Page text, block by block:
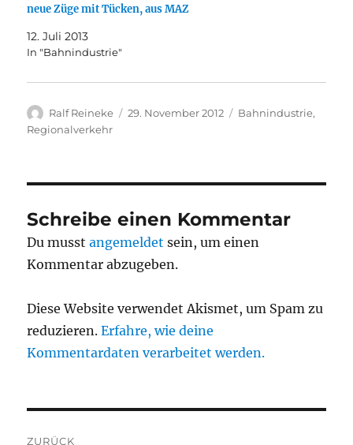
neue Züge mit Tücken, aus MAZ
12. Juli 2013
In "Bahnindustrie"
Autor
Ralf Reineke
Veröffentlicht
29. November 2012 Kategorien
Bahnindustrie,
Regionalverkehr
Schreibe einen Kommentar
Du musstangemeldet sein, um einen
Kommentar abzugeben.
Diese Website verwendet Akismet, um Spam zu
reduzieren.Erfahre, wie deine
Kommentardaten verarbeitet werden.
ZURÜCK